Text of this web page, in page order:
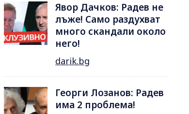
Явор Дачков: Радев не
лъже! Само раздухват
много скандали около
него!
darik.bg
Георги Лозанов: Радев
има 2 проблема!